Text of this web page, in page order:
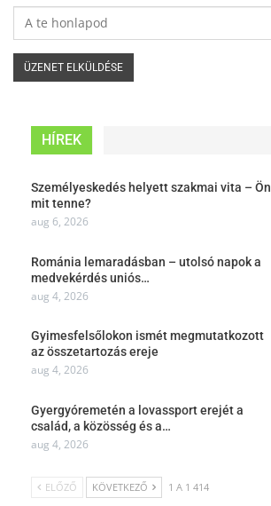
HÍREK
Személyeskedés helyett szakmai vita – Ön
mit tenne?
aug 6, 2026
Románia lemaradásban – utolsó napok a
medvekérdés uniós…
aug 4, 2026
Gyimesfelsőlokon ismét megmutatkozott
az összetartozás ereje
aug 4, 2026
Gyergyóremetén a lovassport erejét a
család, a közösség és a…
aug 4, 2026
ELŐZŐ KÖVETKEZŐ 1 A 1 414